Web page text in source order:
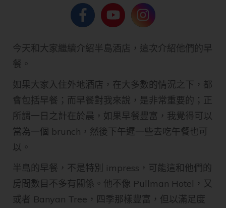
今天和大家繼續介紹半島酒店，這次介紹他們的早
餐。
如果大家入住外地酒店，在大多數的情況之下，都
會包括早餐；而早餐對我來說，是非常重要的；正
所謂一日之計在於晨，如果早餐豐富，我覺得可以
當為一個 brunch，然後下午遲一些去吃午餐也可
以。
半島的早餐，不是特別 impress，可能這和他們的
房間數目不多有關係。他不像 Pullman Hotel，又
或者 Banyan Tree，四季那樣豐富，但以滿足度